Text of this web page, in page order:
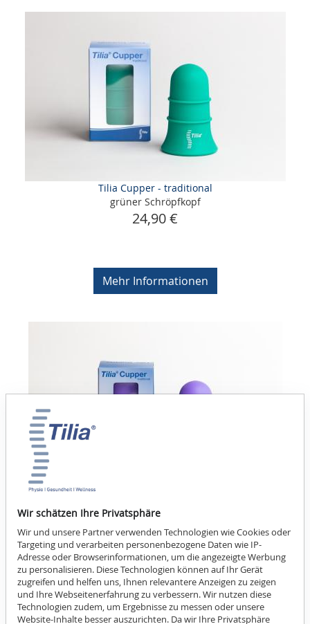
Wir schätzen Ihre Privatsphäre
Wir und unsere Partner verwenden Technologien wie Cookies oder
Targeting und verarbeiten personenbezogene Daten wie IP-
Adresse oder Browserinformationen, um die angezeigte Werbung
zu personalisieren. Diese Technologien können auf Ihr Gerät
zugreifen und helfen uns, Ihnen relevantere Anzeigen zu zeigen
und Ihre Webseitenerfahrung zu verbessern. Wir nutzen diese
Technologien zudem, um Ergebnisse zu messen oder unsere
Website-Inhalte besser auszurichten. Da wir Ihre Privatsphäre
Tilia Cupper - traditional
grüner Schröpfkopf
24,90 €
Mehr Informationen
lila Schröpfkopf
24,90 €
Mehr Informationen